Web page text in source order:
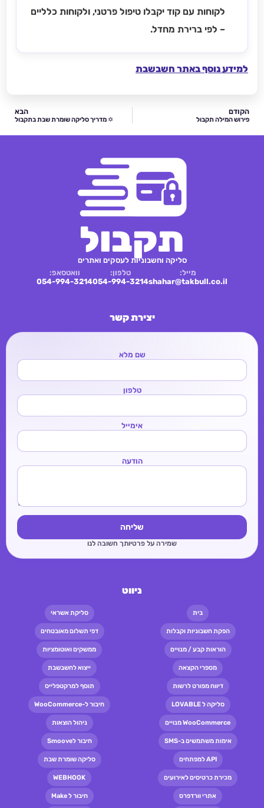
לקוחות עם קוד יקבלו טיפול פרטני, ולקוחות כלליים
– לפי ברירת מחדל.
למידע נוסף באתר חשבשבת
הקודם
פירוש המילה תקבול
הבא
✡️ מדריך סליקה שומרת שבת בתקבול
תקבול
סליקה וחשבוניות לעסקים ואתרים
מייל:
shahar@takbull.co.il
טלפון:
054-994-3214
וואטסאפ:
054-994-3214
יצירת קשר
שם מלא
טלפון
אימייל
הודעה
שליחה
שמירה על פרטיותך חשובה לנו
ניווט
בית סליקת אשראי
הפקת חשבוניות וקבלות דפי תשלום מאובטחים
הוראות קבע / מנויים ממשקים ואוטומציות
מספרי הקצאה ייצוא לחשבשבת
דיווח מפורט לרשות תוסף למרקטפלייס
סליקה ל LOVABLE חיבור ל-WooCommerce
WooCommerce מנויים ניהול הוצאות
אימות משתמשים ב-SMS חיבור לSmoove
API למפתחים סליקה שומרת שבת
מכירת כרטיסים לאירועים WEBHOOK
אתרי וורדפרס חיבור ל Make